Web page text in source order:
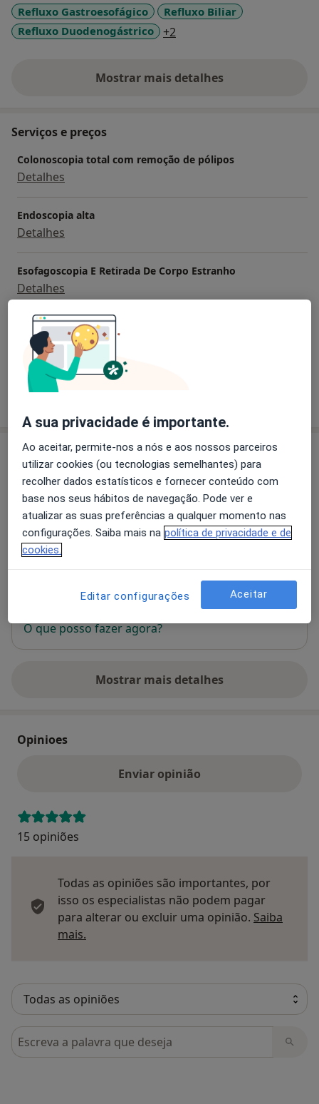
Refluxo Gastroesofágico
Refluxo Biliar
Refluxo Duodenogástrico
+2
Mostrar mais detalhes
sobre a experiência
Serviços e preços
Colonoscopia total com remoção de pólipos
Detalhes
Endoscopia alta
Detalhes
Esofagoscopia E Retirada De Corpo Estranho
Detalhes
Primeira consulta Gastrenterologia
Detalhes
Consultório
Consultório privado
Alameda Dom Afonso Henriques, nº 2A - A,
Disponibilidade
Este especialista não disponibiliza reservas online
O que posso fazer agora?
Mostrar mais detalhes
sobre o endereço
Opinioes
Enviar opinião
15 opiniões
Todas as opiniões são importantes, por
isso os especialistas não podem pagar
para alterar ou excluir uma opinião. Saiba
mais.
Pesquisar em opiniões
A sua privacidade é importante.
Ao aceitar, permite-nos a nós e aos nossos parceiros
utilizar cookies (ou tecnologias semelhantes) para
recolher dados estatísticos e fornecer conteúdo com
base nos seus hábitos de navegação. Pode ver e
atualizar as suas preferências a qualquer momento nas
configurações. Saiba mais na política de privacidade e de
cookies.
Editar configurações Aceitar